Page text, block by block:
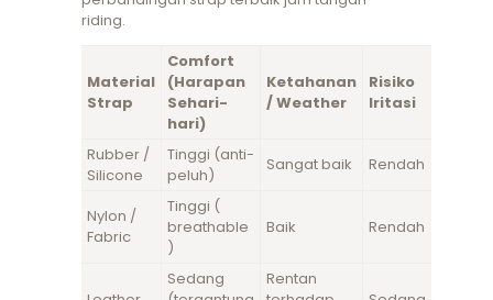
riding.
Material
Strap
Comfort
(Harapan
Sehari-
hari)
Ketahanan
/ Weather
Risiko
Iritasi
Rubber /
Silicone
Tinggi (anti-
peluh)
Sangat baik Rendah
Nylon /
Fabric
Tinggi (
breathable
)
Baik Rendah
Sedang
Rentan